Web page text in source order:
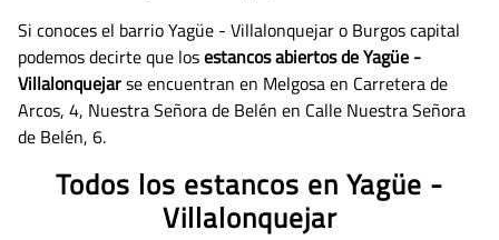
Si conoces el barrio Yagüe - Villalonquejar o Burgos capital
podemos decirte que losestancos abiertos de Yagüe -
Villalonquejarse encuentran en Melgosa en Carretera de
Arcos, 4, Nuestra Señora de Belén en Calle Nuestra Señora
de Belén, 6.
Todos los estancos en Yagüe -
Villalonquejar